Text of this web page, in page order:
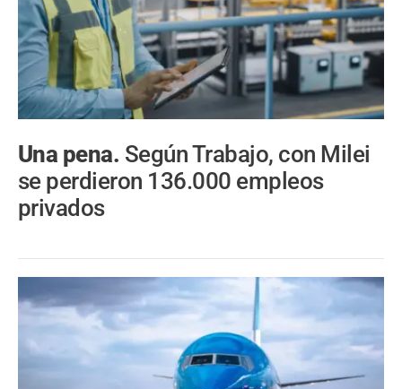
Una pena. Según Trabajo, con Milei
se perdieron 136.000 empleos
privados